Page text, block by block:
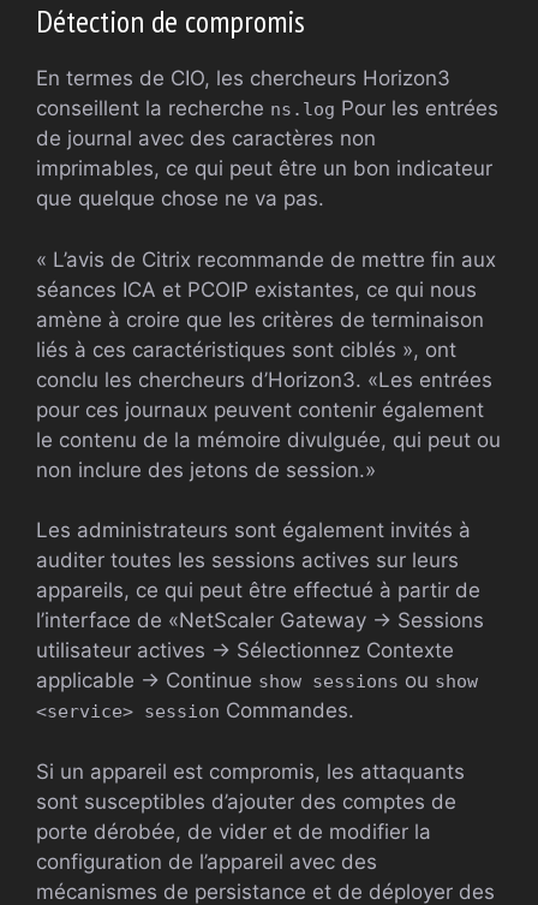
Détection de compromis
En termes de CIO, les chercheurs Horizon3
conseillent la recherche ns.log Pour les entrées
de journal avec des caractères non
imprimables, ce qui peut être un bon indicateur
que quelque chose ne va pas.
« L’avis de Citrix recommande de mettre fin aux
séances ICA et PCOIP existantes, ce qui nous
amène à croire que les critères de terminaison
liés à ces caractéristiques sont ciblés », ont
conclu les chercheurs d’Horizon3. «Les entrées
pour ces journaux peuvent contenir également
le contenu de la mémoire divulguée, qui peut ou
non inclure des jetons de session.»
Les administrateurs sont également invités à
auditer toutes les sessions actives sur leurs
appareils, ce qui peut être effectué à partir de
l’interface de «NetScaler Gateway -> Sessions
utilisateur actives -> Sélectionnez Contexte
applicable -> Continue show sessions ou show
<service> session Commandes.
Si un appareil est compromis, les attaquants
sont susceptibles d’ajouter des comptes de
porte dérobée, de vider et de modifier la
configuration de l’appareil avec des
mécanismes de persistance et de déployer des